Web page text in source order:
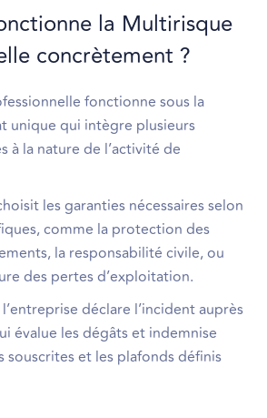
la Multirisque
concrètement ?
fonctionne sous la
unique qui intègre plusieurs
à la nature de l’activité de
les garanties nécessaires selon
comme la protection des
la responsabilité civile, ou
des pertes d’exploitation.
déclare l’incident auprès
évalue les dégâts et indemnise
souscrites et les plafonds définis